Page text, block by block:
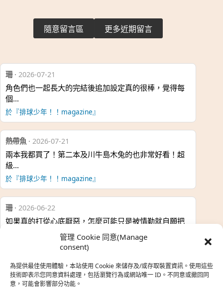
管理 Cookie 同意(Manage
consent)
為提供最佳使用體驗，本站使用 Cookie 來儲存及/或存取裝置資訊。使用這些
技術即表示您同意資料處理，包括瀏覽行為或網站唯一 ID。不同意或撤回同
意，可能會影響部分功能。
隨意留言區 更多近期留言
珊· 2026-07-21
角色們也一起長大的完結後追加設定真的很棒，覺得每
個…
於『排球少年！！magazine』
熱帶魚 · 2026-07-21
兩本我都買了！第二本及川牛島木兔的也非常好看！超
級…
於『排球少年！！magazine』
珊· 2026-06-22
如果真的打從心底厭惡，怎麼可能只是被情勒就自願把
熱帶魚·2026-06-22
之前看到網路上有人說灰二自私情勒大家陪他圓夢，但